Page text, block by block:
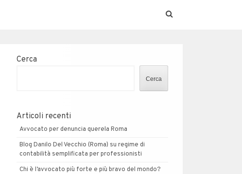
Cerca
Cerca
Articoli recenti
Avvocato per denuncia querela Roma
Blog Danilo Del Vecchio (Roma) su regime di
contabilità semplificata per professionisti
Chi è l’avvocato più forte e più bravo del mondo?